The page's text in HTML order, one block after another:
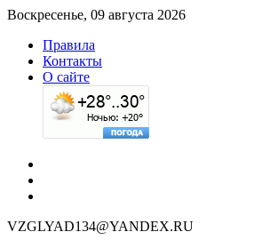
Воскресенье, 09 августа 2026
Правила
Контакты
О сайте
VZGLYAD134@YANDEX.RU